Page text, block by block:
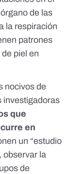
de las
la respiración
patrones
piel en
nocivos de
investigadoras
que
en
un “estudio
observar la
de